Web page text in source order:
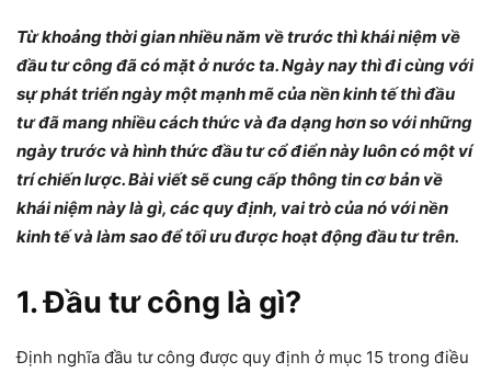
Từ khoảng thời gian nhiều năm về trước thì khái niệm về
đầu tư công đã có mặt ở nước ta. Ngày nay thì đi cùng với
sự phát triển ngày một mạnh mẽ của nền kinh tế thì đầu
tư đã mang nhiều cách thức và đa dạng hơn so với những
ngày trước và hình thức đầu tư cổ điển này luôn có một ví
trí chiến lược. Bài viết sẽ cung cấp thông tin cơ bản về
khái niệm này là gì, các quy định, vai trò của nó với nền
kinh tế và làm sao để tối ưu được hoạt động đầu tư trên.
1. Đầu tư công là gì?
Định nghĩa đầu tư công được quy định ở mục 15 trong điều